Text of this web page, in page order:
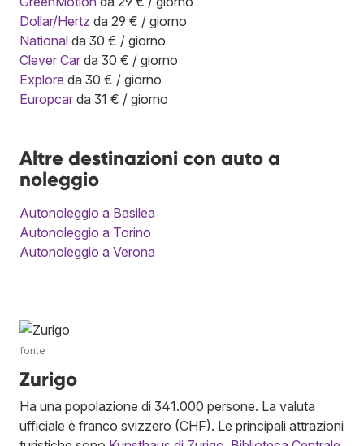
Dollar/Hertz da 29 € / giorno
National da 30 € / giorno
Clever Car da 30 € / giorno
Explore da 30 € / giorno
Europcar da 31 € / giorno
Altre destinazioni con auto a
noleggio
Autonoleggio a Basilea
Autonoleggio a Torino
Autonoleggio a Verona
fonte
Zurigo
Ha una popolazione di 341.000 persone. La valuta
ufficiale è franco svizzero (CHF). Le principali attrazioni